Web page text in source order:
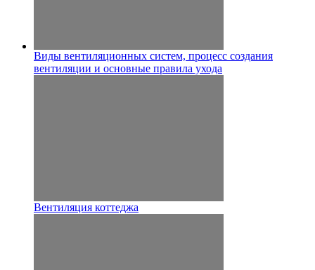
Виды вентиляционных систем, процесс создания
вентиляции и основные правила ухода
Вентиляция коттеджа